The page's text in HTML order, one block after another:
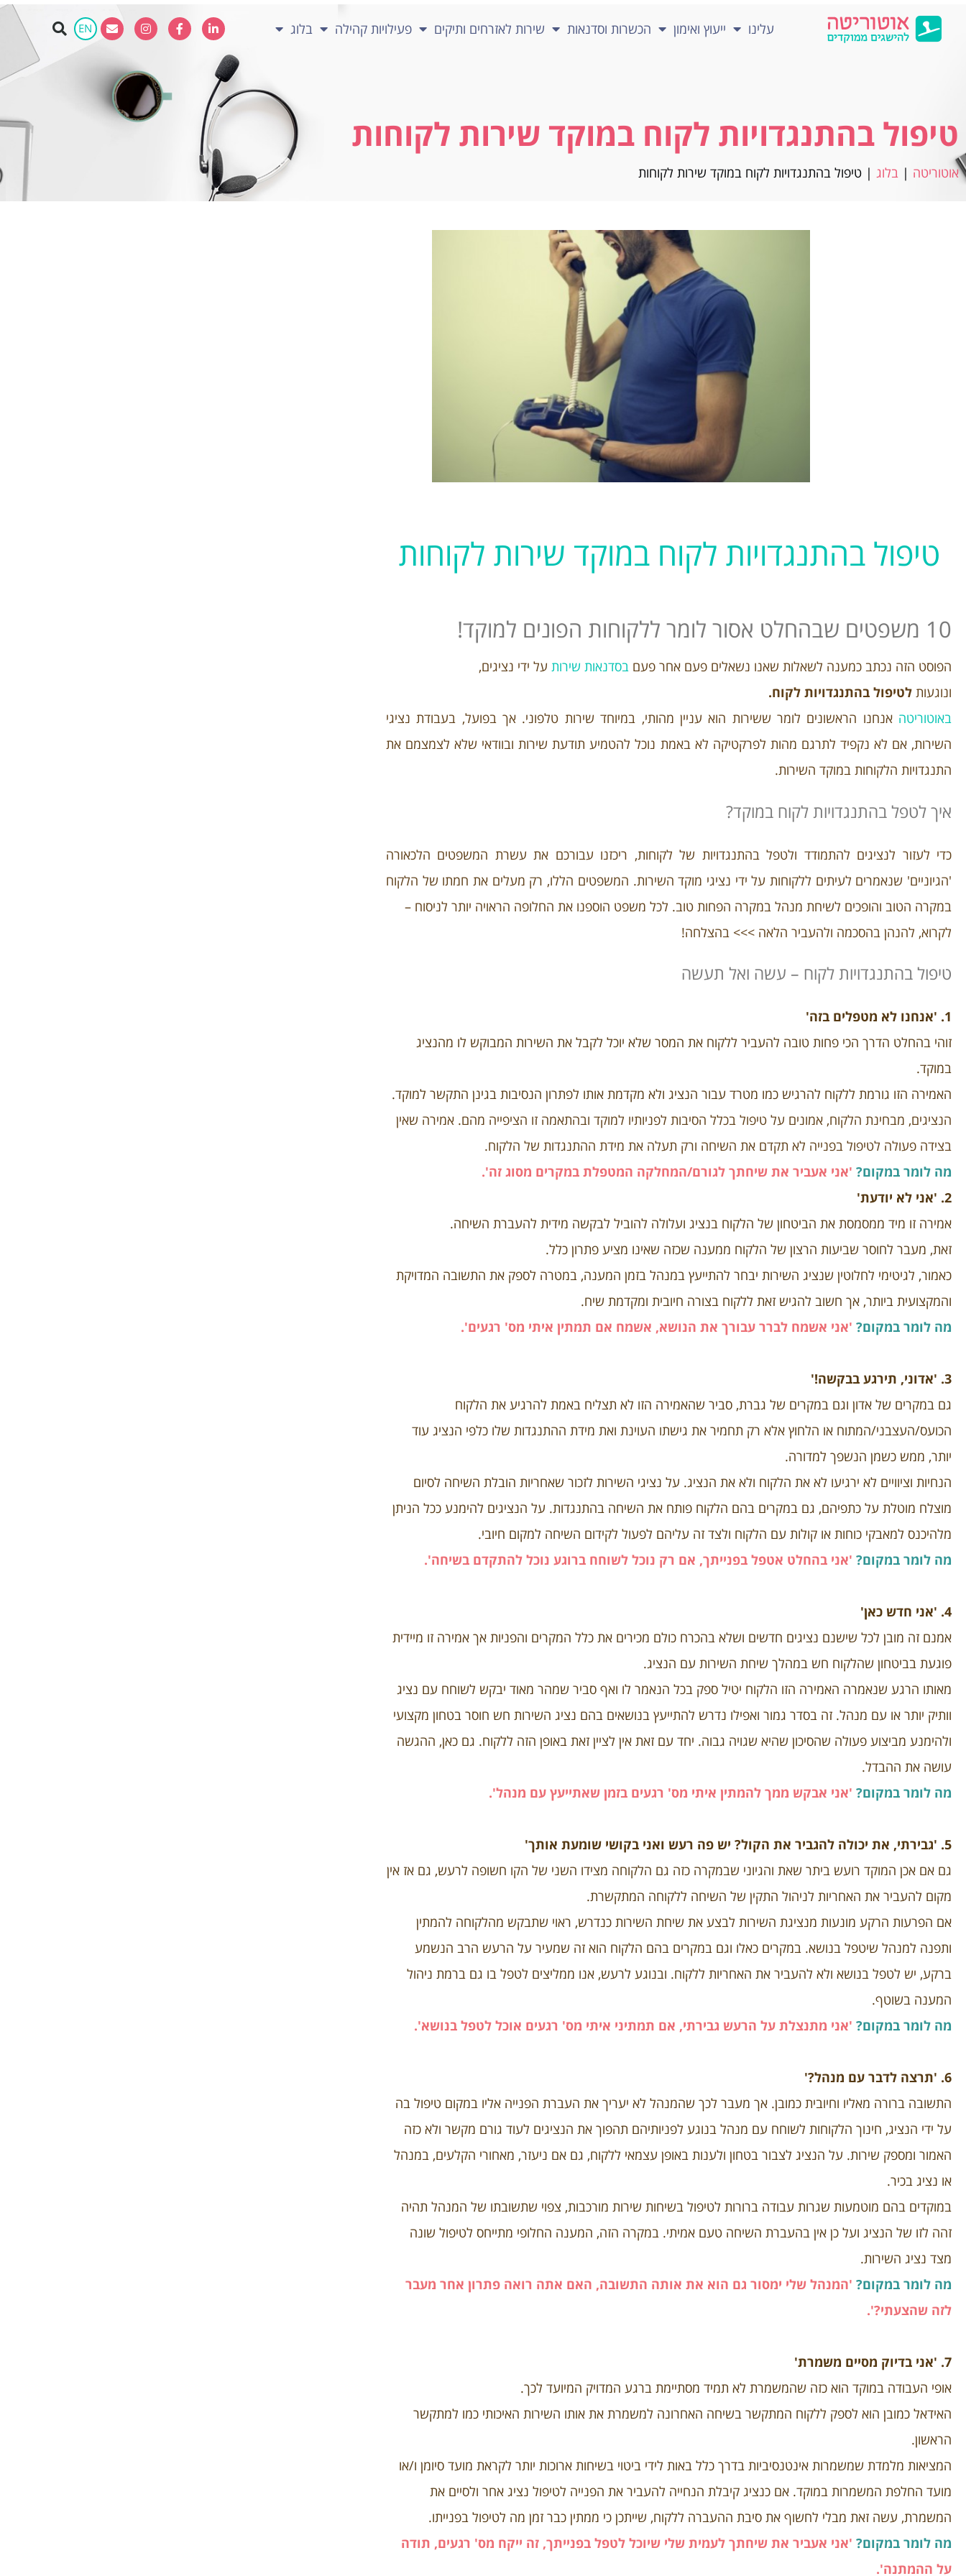
עלינו ייעוץ ואימון הכשרות וסדנאות שירות לאזרחים ותיקים פעילויות קהילה בלוג EN
טיפול בהתנגדויות לקוח במוקד שירות לקוחות
אוטוריטה | בלוג | טיפול בהתנגדויות לקוח במוקד שירות לקוחות
טיפול בהתנגדויות לקוח במוקד שירות לקוחות
10 משפטים שבהחלט אסור לומר ללקוחות הפונים למוקד!
הפוסט הזה נכתב כמענה לשאלות שאנו נשאלים פעם אחר פעם בסדנאות שירות על ידי נציגים,
ונוגעות לטיפול בהתנגדויות לקוח.
באוטוריטה אנחנו הראשונים לומר ששירות הוא עניין מהותי, במיוחד שירות טלפוני. אך בפועל, בעבודת נציגי
השירות, אם לא נקפיד לתרגם מהות לפרקטיקה לא באמת נוכל להטמיע תודעת שירות ובוודאי שלא לצמצמם את
התנגדויות הלקוחות במוקד השירות.
איך לטפל בהתנגדויות לקוח במוקד?
כדי לעזור לנציגים להתמודד ולטפל בהתנגדויות של לקוחות, ריכזנו עבורכם את עשרת המשפטים הלכאורה
'הגיוניים' שנאמרים לעיתים ללקוחות על ידי נציגי מוקד השירות. המשפטים הללו, רק מעלים את חמתו של הלקוח
במקרה הטוב והופכים לשיחת מנהל במקרה הפחות טוב. לכל משפט הוספנו את החלופה הראויה יותר לניסוח –
לקרוא, להנהן בהסכמה ולהעביר הלאה >>> בהצלחה!
טיפול בהתנגדויות לקוח – עשה ואל תעשה
1. 'אנחנו לא מטפלים בזה'
זוהי בהחלט הדרך הכי פחות טובה להעביר ללקוח את המסר שלא יוכל לקבל את השירות המבוקש לו מהנציג
במוקד.
האמירה הזו גורמת ללקוח להרגיש כמו מטרד עבור הנציג ולא מקדמת אותו לפתרון הנסיבות בגינן התקשר למוקד.
הנציגים, מבחינת הלקוח, אמונים על טיפול בכלל הסיבות לפניותיו למוקד ובהתאמה זו הציפייה מהם. אמירה שאין
בצידה פעולה לטיפול בפנייה לא תקדם את השיחה ורק תעלה את מידת ההתנגדות של הלקוח.
מה לומר במקום? 'אני אעביר את שיחתך לגורם/המחלקה המטפלת במקרים מסוג זה'.
2. 'אני לא יודעת'
אמירה זו מיד ממסמסת את הביטחון של הלקוח בנציג ועלולה להוביל לבקשה מידית להעברת השיחה.
זאת, מעבר לחוסר שביעות הרצון של הלקוח ממענה שכזה שאינו מציע פתרון כלל.
כאמור, לגיטימי לחלוטין שנציג השירות יבחר להתייעץ במנהל בזמן המענה, במטרה לספק את התשובה המדויקת
והמקצועית ביותר, אך חשוב להגיש זאת ללקוח בצורה חיובית ומקדמת שיח.
מה לומר במקום? 'אני אשמח לברר עבורך את הנושא, אשמח אם תמתין איתי מס' רגעים'.
3. 'אדוני, תירגע בבקשה!'
גם במקרים של אדון וגם במקרים של גברת, סביר שהאמירה הזו לא תצליח באמת להרגיע את הלקוח
הכועס/העצבני/המתוח או הלחוץ אלא רק תחמיר את גישתו העוינת ואת מידת ההתנגדות שלו כלפי הנציג עוד
יותר, ממש כשמן הנשפך למדורה.
הנחיות וציוויים לא ירגיעו לא את הלקוח ולא את הנציג. על נציגי השירות לזכור שאחריות הובלת השיחה לסיום
מוצלח מוטלת על כתפיהם, גם במקרים בהם הלקוח פותח את השיחה בהתנגדות. על הנציגים להימנע ככל הניתן
מלהיכנס למאבקי כוחות או קולות עם הלקוח ולצד זה עליהם לפעול לקידום השיחה למקום חיובי.
מה לומר במקום? 'אני בהחלט אטפל בפנייתך, אם רק נוכל לשוחח ברוגע נוכל להתקדם בשיחה'.
4. 'אני חדש כאן'
אמנם זה מובן לכל שישנם נציגים חדשים ושלא בהכרח כולם מכירים את כלל המקרים והפניות אך אמירה זו מיידית
פוגעת בביטחון שהלקוח חש במהלך שיחת השירות עם הנציג.
מאותו הרגע שנאמרה האמירה הזו הלקוח יטיל ספק בכל הנאמר לו ואף סביר שמהר מאוד יבקש לשוחח עם נציג
וותיק יותר או עם מנהל. זה בסדר גמור ואפילו נדרש להתייעץ בנושאים בהם נציג השירות חש חוסר בטחון מקצועי
ולהימנע מביצוע פעולה שהסיכון שהיא שגויה גבוה. יחד עם זאת אין לציין זאת באופן הזה ללקוח. גם כאן, ההגשה
עושה את ההבדל.
מה לומר במקום? 'אני אבקש ממך להמתין איתי מס' רגעים בזמן שאתייעץ עם מנהל'.
5. 'גבירתי, את יכולה להגביר את הקול? יש פה רעש ואני בקושי שומעת אותך'
גם אם אכן המוקד רועש ביתר שאת והגיוני שבמקרה כזה גם הלקוחה מצידו השני של הקו חשופה לרעש, גם אז אין
מקום להעביר את האחריות לניהול התקין של השיחה ללקוחה המתקשרת.
אם הפרעות הרקע מונעות מנציגת השירות לבצע את שיחת השירות כנדרש, ראוי שתבקש מהלקוחה להמתין
ותפנה למנהל שיטפל בנושא. במקרים כאלו וגם במקרים בהם הלקוח הוא זה שמעיר על הרעש הרב הנשמע
ברקע, יש לטפל בנושא ולא להעביר את האחריות ללקוח. ובנוגע לרעש, אנו ממליצים לטפל בו גם ברמת ניהול
המענה בשוטף.
מה לומר במקום? 'אני מתנצלת על הרעש גבירתי, אם תמתיני איתי מס' רגעים אוכל לטפל בנושא'.
6. 'תרצה לדבר עם מנהל?'
התשובה ברורה מאליו וחיובית כמובן. אך מעבר לכך שהמנהל לא יעריך את העברת הפנייה אליו במקום טיפול בה
על ידי הנציג, חינוך הלקוחות לשוחח עם מנהל בנוגע לפניותיהם תהפוך את הנציגים לעוד גורם מקשר ולא כזה
האמור ומספק שירות. על הנציג לצבור בטחון ולענות באופן עצמאי ללקוח, גם אם ניעזר, מאחורי הקלעים, במנהל
או נציג בכיר.
במוקדים בהם מוטמעות שגרות עבודה ברורות לטיפול בשיחות שירות מורכבות, צפוי שתשובתו של המנהל תהיה
זהה לזו של הנציג ועל כן אין בהעברת השיחה טעם אמיתי. במקרה הזה, המענה החלופי מתייחס לטיפול שונה
מצד נציג השירות.
מה לומר במקום? 'המנהל שלי ימסור גם הוא את אותה התשובה, האם אתה רואה פתרון אחר מעבר
לזה שהצעתי?'.
7. 'אני בדיוק מסיים משמרת'
אופי העבודה במוקד הוא כזה שהמשמרת לא תמיד מסתיימת ברגע המדויק המיועד לכך.
האידאל כמובן הוא לספק ללקוח המתקשר בשיחה האחרונה למשמרת את אותו השירות האיכותי כמו למתקשר
הראשון.
המציאות מלמדת שמשמרות אינטנסיביות בדרך כלל באות לידי ביטוי בשיחות ארוכות יותר לקראת מועד סיומן ו/או
מועד החלפת המשמרות במוקד. אם כנציג קיבלת הנחייה להעביר את הפנייה לטיפול נציג אחר ולסיים את
המשמרת, עשה זאת מבלי לחשוף את סיבת ההעברה ללקוח, שייתכן כי ממתין כבר זמן מה לטיפול בפנייתו.
מה לומר במקום? 'אני אעביר את שיחתך לעמית שלי שיוכל לטפל בפנייתך, זה ייקח מס' רגעים, תודה
על ההמתנה'.